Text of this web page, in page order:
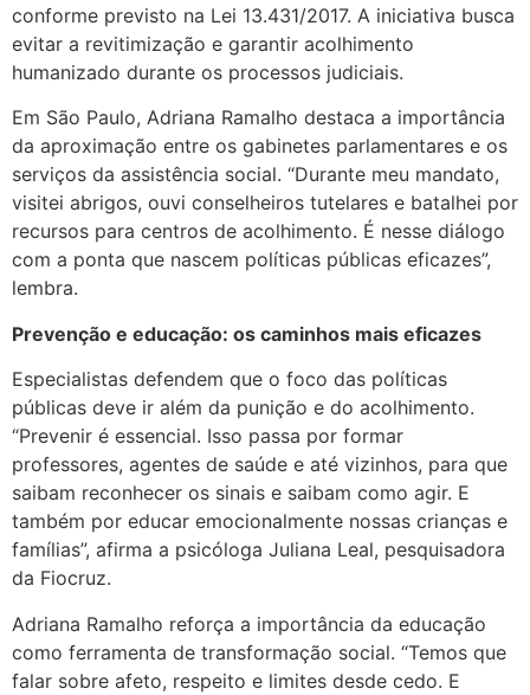
conforme previsto na Lei 13.431/2017. A iniciativa busca
evitar a revitimização e garantir acolhimento
humanizado durante os processos judiciais.
Em São Paulo, Adriana Ramalho destaca a importância
da aproximação entre os gabinetes parlamentares e os
serviços da assistência social. “Durante meu mandato,
visitei abrigos, ouvi conselheiros tutelares e batalhei por
recursos para centros de acolhimento. É nesse diálogo
com a ponta que nascem políticas públicas eficazes”,
lembra.
Prevenção e educação: os caminhos mais eficazes
Especialistas defendem que o foco das políticas
públicas deve ir além da punição e do acolhimento.
“Prevenir é essencial. Isso passa por formar
professores, agentes de saúde e até vizinhos, para que
saibam reconhecer os sinais e saibam como agir. E
também por educar emocionalmente nossas crianças e
famílias”, afirma a psicóloga Juliana Leal, pesquisadora
da Fiocruz.
Adriana Ramalho reforça a importância da educação
como ferramenta de transformação social. “Temos que
falar sobre afeto, respeito e limites desde cedo. E